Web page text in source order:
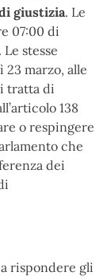
giustizia. Le
07:00 di
stesse
marzo, alle
tratta di
138
o respingere
che
dei
rispondere gli